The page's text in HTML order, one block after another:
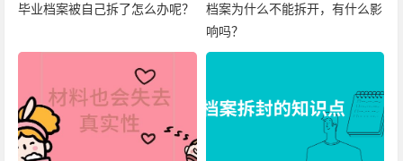
毕业档案被自己拆了怎么办呢？
档案为什么不能拆开，有什么影
响吗？